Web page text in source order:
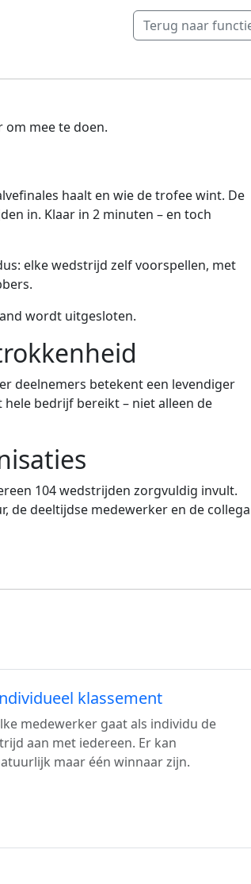
Terug naar
om mee te doen.
haalt en wie de trofee wint. De
in. Klaar in 2 minuten – en toch
elke wedstrijd zelf voorspellen, met
wordt uitgesloten.
deelnemers betekent een levendiger
bedrijf bereikt – niet alleen de
104 wedstrijden zorgvuldig invult.
de deeltijdse medewerker en de collega
klassement
medewerker gaat als individu de
aan met iedereen. Er kan
maar één winnaar zijn.